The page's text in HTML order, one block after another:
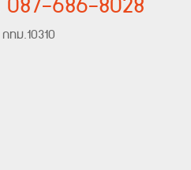
ทม.10310